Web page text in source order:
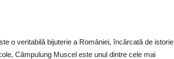
o veritabilă bijuterie a României, încărcată de istorie
Câmpulung Muscel este unul dintre cele mai